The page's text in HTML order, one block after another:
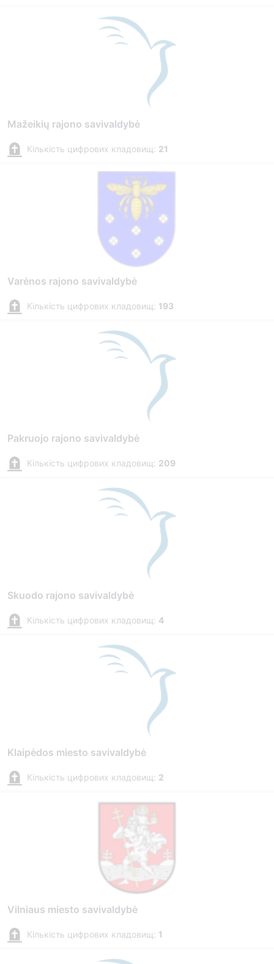
Mažeikių rajono savivaldybė
Кількість цифрових кладовищ: 21
Varėnos rajono savivaldybė
Кількість цифрових кладовищ: 193
Pakruojo rajono savivaldybė
Кількість цифрових кладовищ: 209
Skuodo rajono savivaldybė
Кількість цифрових кладовищ: 4
Klaipėdos miesto savivaldybė
Кількість цифрових кладовищ: 2
Vilniaus miesto savivaldybė
Кількість цифрових кладовищ: 1